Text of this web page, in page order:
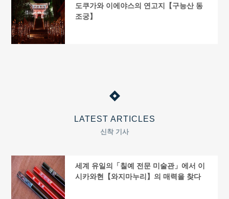
도쿠가와 이에야스의 연고지【구능산 동
조궁】
LATEST ARTICLES
신착 기사
세계 유일의「칠예 전문 미술관」에서 이
시카와현【와지마누리】의 매력을 찾다